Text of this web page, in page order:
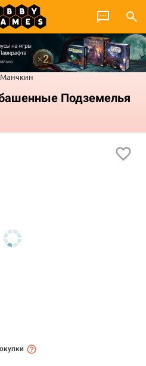
Манчкин
Подземелья